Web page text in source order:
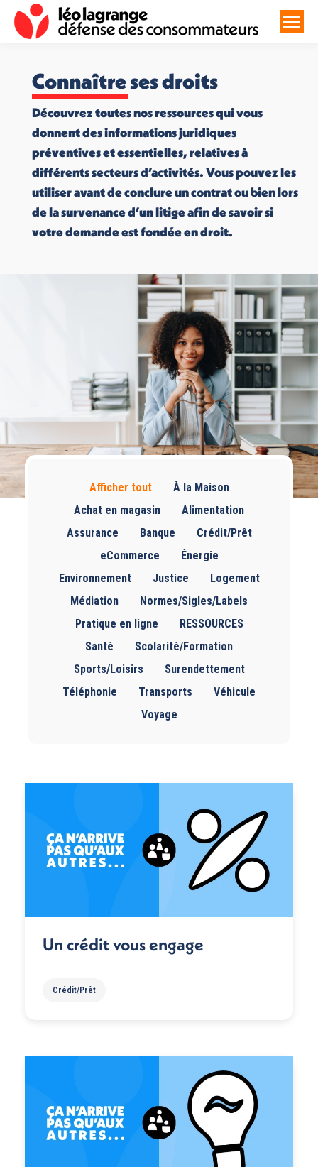
Connaître ses droits
Découvrez toutes nos ressources qui vous
donnent des informations juridiques
préventives et essentielles, relatives à
différents secteurs d’activités. Vous pouvez les
utiliser avant de conclure un contrat ou bien lors
de la survenance d’un litige afin de savoir si
votre demande est fondée en droit.
Afficher tout
À la Maison
Achat en magasin
Alimentation
Assurance
Banque
Crédit/Prêt
eCommerce
Énergie
Environnement
Justice
Logement
Médiation
Normes/Sigles/Labels
Pratique en ligne
RESSOURCES
Santé
Scolarité/Formation
Sports/Loisirs
Surendettement
Téléphonie
Transports
Véhicule
Voyage
Un crédit vous engage
Crédit/Prêt